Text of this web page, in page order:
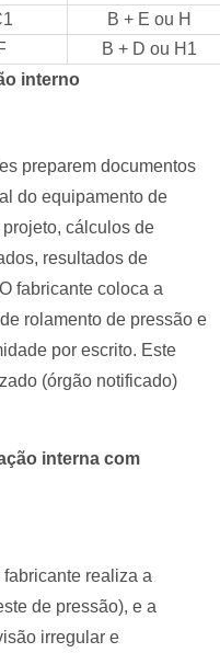
B + E ou H
B + D ou H1
interno
preparem documentos
do equipamento de
cálculos de
resultados de
O fabricante coloca a
rolamento de pressão e
por escrito. Este
(órgão notificado)
interna com
realiza a
de pressão), e a
irregular e